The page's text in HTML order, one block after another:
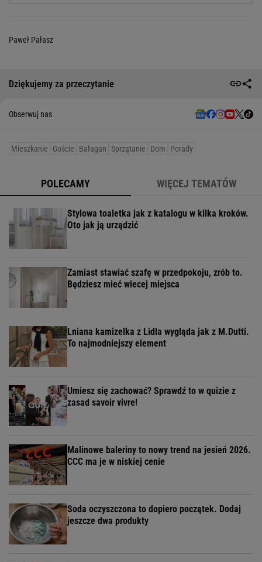
Paweł Pałasz
Dziękujemy za przeczytanie
Obserwuj nas
Mieszkanie Goście Bałagan Sprzątanie Dom Porady
POLECAMY WIĘCEJ TEMATÓW
Stylowa toaletka jak z katalogu w kilka kroków.
Oto jak ją urządzić
Zamiast stawiać szafę w przedpokoju, zrób to.
Będziesz mieć wiecej miejsca
Lniana kamizelka z Lidla wygląda jak z M.Dutti.
To najmodniejszy element
Umiesz się zachować? Sprawdź to w quizie z
zasad savoir vivre!
Malinowe baleriny to nowy trend na jesień 2026.
CCC ma je w niskiej cenie
Soda oczyszczona to dopiero początek. Dodaj
jeszcze dwa produkty